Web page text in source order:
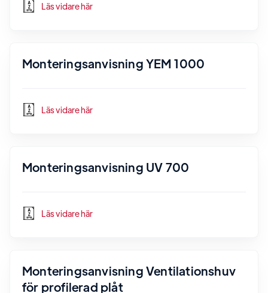
Läs vidare här
Monteringsanvisning YEM 1000
Läs vidare här
Monteringsanvisning UV 700
Läs vidare här
Monteringsanvisning Ventilationshuv
för profilerad plåt